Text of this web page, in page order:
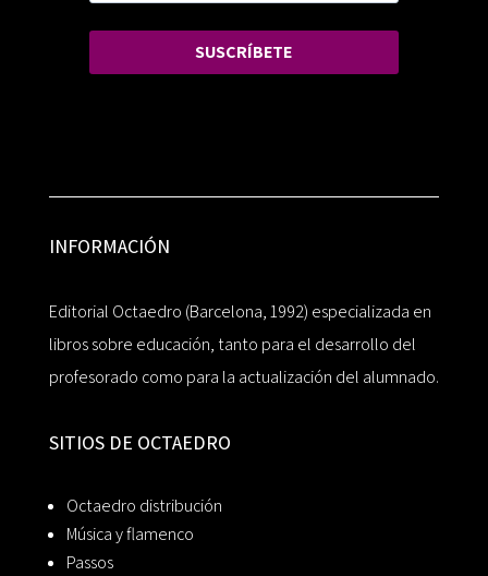
SUSCRÍBETE
INFORMACIÓN
Editorial Octaedro (Barcelona, 1992) especializada en
libros sobre educación, tanto para el desarrollo del
profesorado como para la actualización del alumnado.
SITIOS DE OCTAEDRO
Octaedro distribución
Música y flamenco
Passos